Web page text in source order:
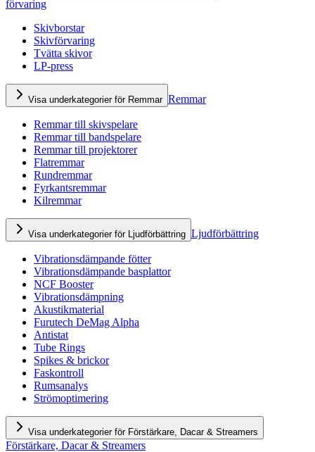
förvaring
Skivborstar
Skivförvaring
Tvätta skivor
LP-press
Visa underkategorier för Remmar Remmar
Remmar till skivspelare
Remmar till bandspelare
Remmar till projektorer
Flatremmar
Rundremmar
Fyrkantsremmar
Kilremmar
Visa underkategorier för Ljudförbättring Ljudförbättring
Vibrationsdämpande fötter
Vibrationsdämpande basplattor
NCF Booster
Vibrationsdämpning
Akustikmaterial
Furutech DeMag Alpha
Antistat
Tube Rings
Spikes & brickor
Faskontroll
Rumsanalys
Strömoptimering
Visa underkategorier för Förstärkare, Dacar & Streamers
Förstärkare, Dacar & Streamers